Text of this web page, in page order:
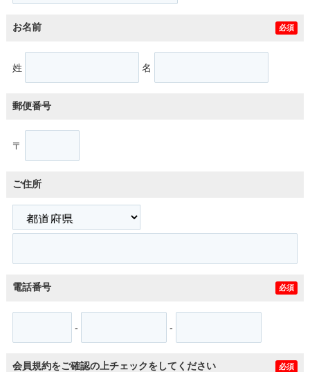
お名前 必須
姓 名
郵便番号
〒
ご住所
電話番号 必須
- -
会員規約をご確認の上チェックをしてください 必須